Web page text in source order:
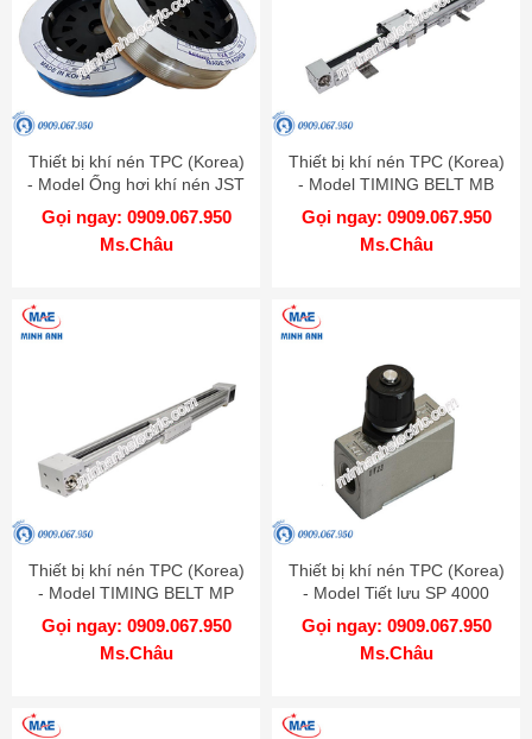
Thiết bị khí nén TPC (Korea)
- Model Ống hơi khí nén JST
0402
Gọi ngay: 0909.067.950
Ms.Châu
Thiết bị khí nén TPC (Korea)
- Model TIMING BELT MB
Gọi ngay: 0909.067.950
Ms.Châu
Thiết bị khí nén TPC (Korea)
- Model TIMING BELT MP
Gọi ngay: 0909.067.950
Ms.Châu
Thiết bị khí nén TPC (Korea)
- Model Tiết lưu SP 4000
Gọi ngay: 0909.067.950
Ms.Châu